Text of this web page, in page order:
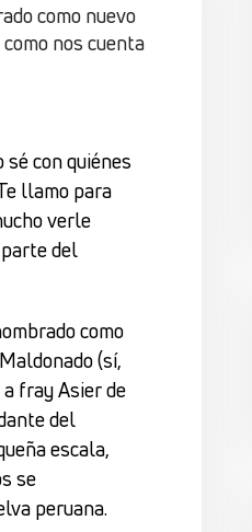
como nuevo
nos cuenta
con quiénes
llamo para
verle
del
como
(sí,
fray Asier de
del
escala,
se
peruana.